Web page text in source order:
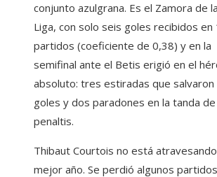
conjunto azulgrana. Es el Zamora de la
Liga, con solo seis goles recibidos en
partidos (coeficiente de 0,38) y en la
semifinal ante el Betis erigió en el
absoluto: tres estiradas que salvaron
goles y dos paradones en la tanda de
penaltis.
Thibaut Courtois no está
mejor año. Se perdió algunos partidos